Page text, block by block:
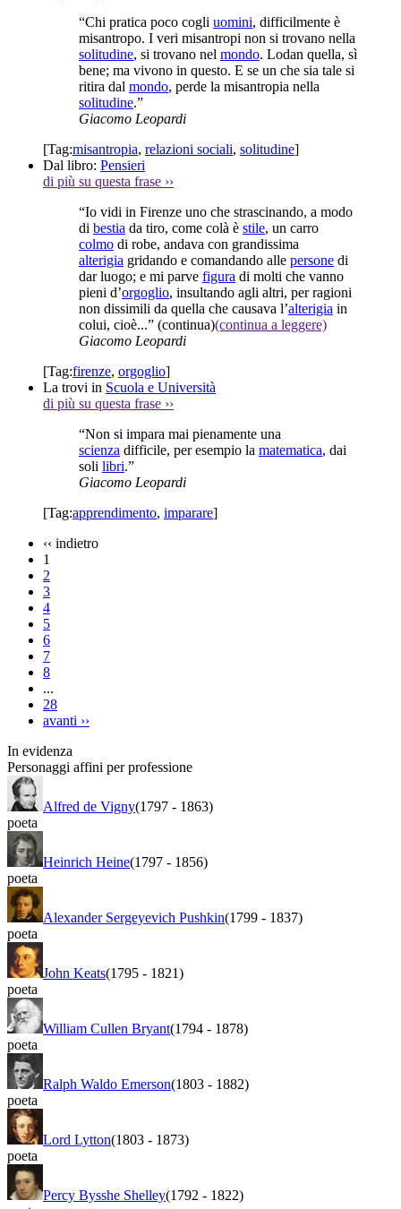
“Chi pratica poco cogli uomini, difficilmente è
misantropo. I veri misantropi non si trovano nella
solitudine, si trovano nel mondo. Lodan quella, sì
bene; ma vivono in questo. E se un che sia tale si
ritira dal mondo, perde la misantropia nella
solitudine.”
Giacomo Leopardi
[Tag:misantropia, relazioni sociali, solitudine]
Dal libro: Pensieri
di più su questa frase ››
“Io vidi in Firenze uno che strascinando, a modo
di bestia da tiro, come colà è stile, un carro
colmo di robe, andava con grandissima
alterigia gridando e comandando alle persone di
dar luogo; e mi parve figura di molti che vanno
pieni d’orgoglio, insultando agli altri, per ragioni
non dissimili da quella che causava l’alterigia in
colui, cioè...” (continua)(continua a leggere)
Giacomo Leopardi
[Tag:firenze, orgoglio]
La trovi in Scuola e Università
di più su questa frase ››
“Non si impara mai pienamente una
scienza difficile, per esempio la matematica, dai
soli libri.”
Giacomo Leopardi
[Tag:apprendimento, imparare]
‹‹ indietro
1
2
3
4
5
6
7
8
...
28
avanti ››
In evidenza
Personaggi affini per professione
Alfred de Vigny(1797 - 1863)
poeta
Heinrich Heine(1797 - 1856)
poeta
Alexander Sergeyevich Pushkin(1799 - 1837)
poeta
John Keats(1795 - 1821)
poeta
William Cullen Bryant(1794 - 1878)
poeta
Ralph Waldo Emerson(1803 - 1882)
poeta
Lord Lytton(1803 - 1873)
poeta
Percy Bysshe Shelley(1792 - 1822)